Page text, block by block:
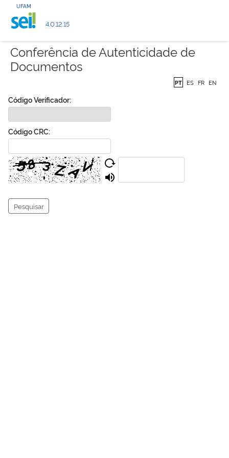
UFAM
4.0.12.15
Conferência de Autenticidade de
Documentos
PT ES FR EN
Código Verificador:
Código CRC:
Pesquisar